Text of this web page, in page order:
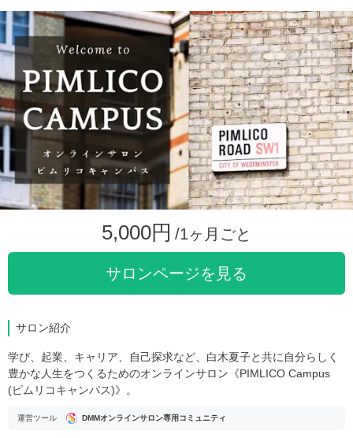
5,000円 /1ヶ月ごと
サロンページを見る
サロン紹介
学び、起業、キャリア、自己探求など、白木夏子と共に自分らしく
豊かな人生をつくるためのオンラインサロン《PIMLICO Campus
(ピムリコキャンパス)》。
運営ツール DMMオンラインサロン専用コミュニティ